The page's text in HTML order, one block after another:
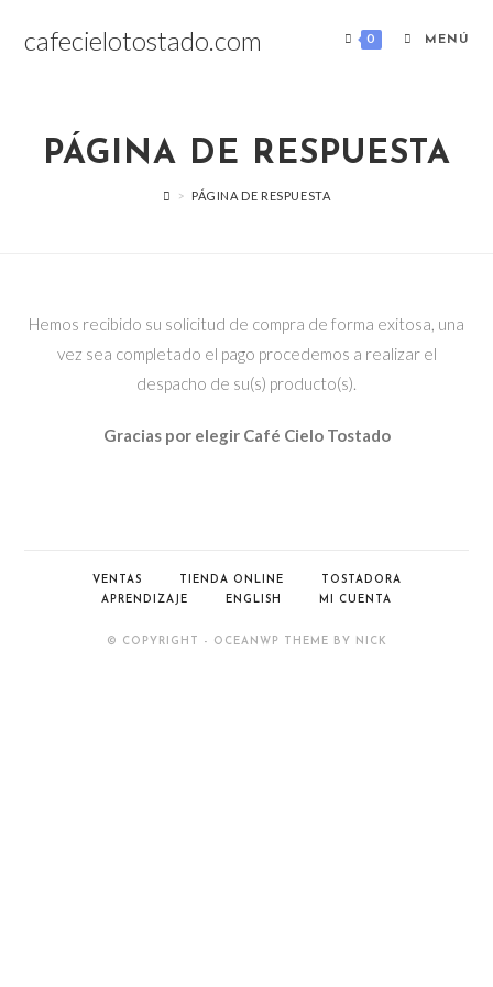
cafecielotostado.com 0 MENÚ
PÁGINA DE RESPUESTA
> PÁGINA DE RESPUESTA
Hemos recibido su solicitud de compra de forma exitosa, una
vez sea completado el pago procedemos a realizar el
despacho de su(s) producto(s).
Gracias por elegir Café Cielo Tostado
VENTAS TIENDA ONLINE
TOSTADORA
APRENDIZAJE
ENGLISH MI CUENTA
© COPYRIGHT - OCEANWP THEME BY NICK